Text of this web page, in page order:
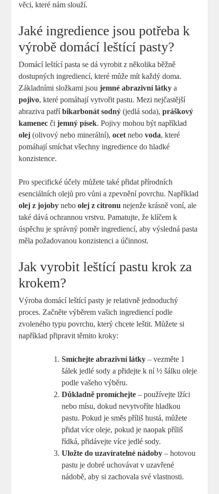
věci, které nám slouží.
Jaké ingredience jsou potřeba k
výrobě domácí leštící pasty?
Domácí leštící pasta se dá vyrobit z několika běžně
dostupných ingrediencí, které může mít každý doma.
Základními složkami jsoujemné abrazivní látky a
pojivo, které pomáhají vytvořit pastu. Mezi nejčastější
abraziva patříbikarbonát sodný (jedlá soda),práškový
kamenec čijemný písek. Pojivy mohou být například
olej (olivový nebo minerální),ocet nebovoda, které
pomáhají smíchat všechny ingredience do hladké
konzistence.
Pro specifické účely můžete také přidat přírodních
esenciálních olejů pro vůni a zpevnění povrchu. Například
olej z jojoby neboolej z citronu nejenže krásně voní, ale
také dává ochrannou vrstvu. Pamatujte, že klíčem k
úspěchu je správný poměr ingrediencí, aby výsledná pasta
měla požadovanou konzistenci a účinnost.
Jak vyrobit leštící pastu krok za
krokem?
Výroba domácí leštící pasty je relativně jednoduchý
proces. Začněte výběrem vašich ingrediencí podle
zvoleného typu povrchu, který chcete leštit. Můžete si
například připravit těmito kroky:
Smíchejte abrazivní látky – vezměte 1
šálek jedlé sody a přidejte k ní ½ šálku oleje
podle vašeho výběru.
Důkladně promíchejte – používejte lžíci
nebo mísu, dokud nevytvoříte hladkou
pastu. Pokud je směs příliš hustá, můžete
přidat více oleje, pokud je naopak příliš
řídká, přidávejte více jedlé sody.
Uložte do uzavíratelné nádoby – hotovou
pastu je dobré uchovávat v uzavřené
nádobě, aby si zachovala své vlastnosti.